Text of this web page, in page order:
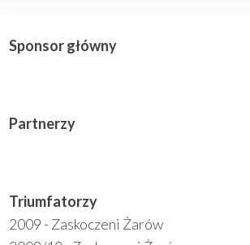
Sponsor główny
Partnerzy
Triumfatorzy
2009 - Zaskoczeni Żarów